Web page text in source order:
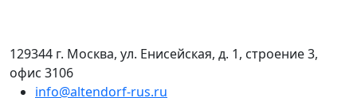
129344 г. Москва, ул. Енисейская, д. 1, строение 3,
офис 3106
info@altendorf-rus.ru